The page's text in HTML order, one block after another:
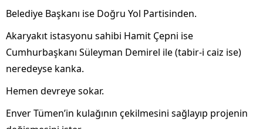
Belediye Başkanı ise Doğru Yol Partisinden.
Akaryakıt istasyonu sahibi Hamit Çepni ise
Cumhurbaşkanı Süleyman Demirel ile (tabir-i caiz ise)
neredeyse kanka.
Hemen devreye sokar.
Enver Tümen’in kulağının çekilmesini sağlayıp projenin